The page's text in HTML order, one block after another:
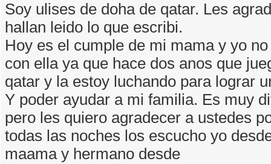
Soy ulises de doha de qatar. Les
hallan leido lo que escribi.
Hoy es el cumple de mi mama y yo
con ella ya que hace dos anos que
qatar y la estoy luchando para lograr
Y poder ayudar a mi familia. Es muy
pero les quiero agradecer a ustedes
todas las noches los escucho yo
maama y hermano desde